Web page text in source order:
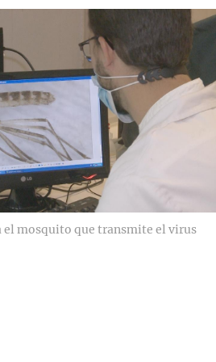
mosquito que transmite el virus